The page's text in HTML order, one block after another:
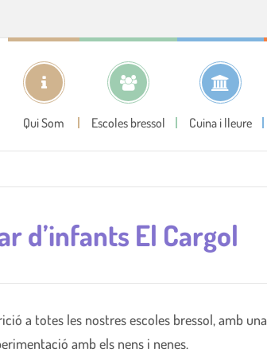
Qui Som Escoles bressol Cuina i lleure
d’infants El Cargol
a totes les nostres escoles bressol, amb una
amb els nens i nenes.